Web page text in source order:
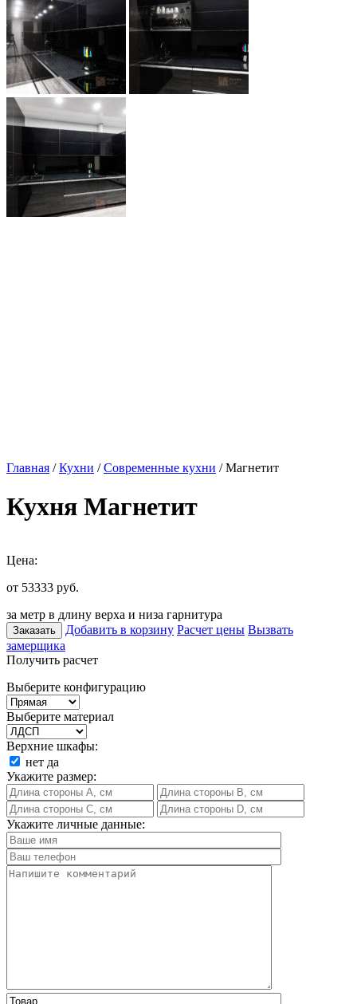
Главная /Кухни /Современные кухни / Магнетит
Кухня Магнетит
Цена:
от 53333 руб.
за метр в длину верха и низа гарнитура
Заказать Добавить в корзину Расчет цены Вызвать
замерщика
Получить расчет
Выберите конфигурацию
Выберите материал
Верхние шкафы:
нет да
Укажите размер:
Укажите личные данные: